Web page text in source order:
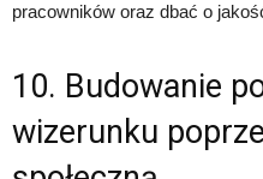
pracowników oraz dbać o
10. Budowanie
wizerunku